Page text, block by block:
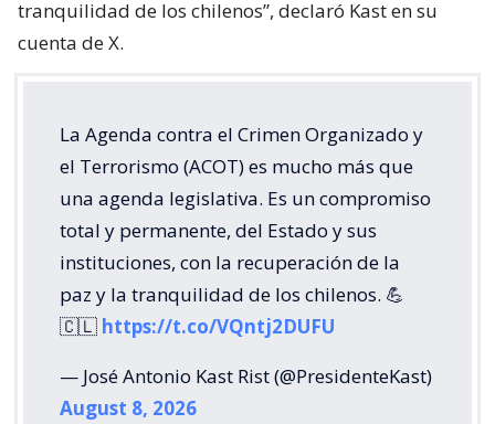
tranquilidad de los chilenos”, declaró Kast en su
cuenta de X.
La Agenda contra el Crimen Organizado y
el Terrorismo (ACOT) es mucho más que
una agenda legislativa. Es un compromiso
total y permanente, del Estado y sus
instituciones, con la recuperación de la
paz y la tranquilidad de los chilenos. 💪
🇨🇱 https://t.co/VQntj2DUFU
— José Antonio Kast Rist (@PresidenteKast)
August 8, 2026